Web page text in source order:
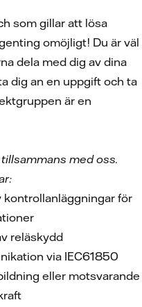
som gillar att lösa
omöjligt! Du är väl
dela med dig av dina
dig an en uppgift och ta
är en
med oss.
för
reläskydd
via IEC61850
eller motsvarande